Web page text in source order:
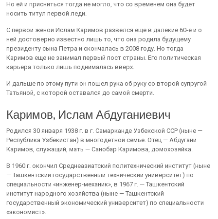
Но ей и присниться тогда не могло, что со временем она будет
носить титул первой леди.
С первой женой Ислам Каримов развелся еще в далекие 60-е и о
ней достоверно известно лишь то, что она родила будущему
президенту сына Петра и скончалась в 2008 году. Но тогда
Каримов еще не занимал первый пост страны. Его политическая
карьера только лишь поднималась вверх.
И дальше по этому пути он пошел рука об руку со второй супругой
Татьяной, с которой оставался до самой смерти.
Каримов, Ислам Абдуганиевич
Родился 30 января 1938 г. в г. Самарканде Узбекской ССР (ныне —
Республика Узбекистан) в многодетной семье. Отец — Абдугани
Каримов, служащий, мать — Санобар Каримова, домохозяйка.
В 1960 г. окончил Среднеазиатский политехнический институт (ныне
— Ташкентский государственный технический университет) по
специальности «инженер-механик», в 1967 г. — Ташкентский
институт народного хозяйства (ныне — Ташкентский
государственный экономический университет) по специальности
«экономист».